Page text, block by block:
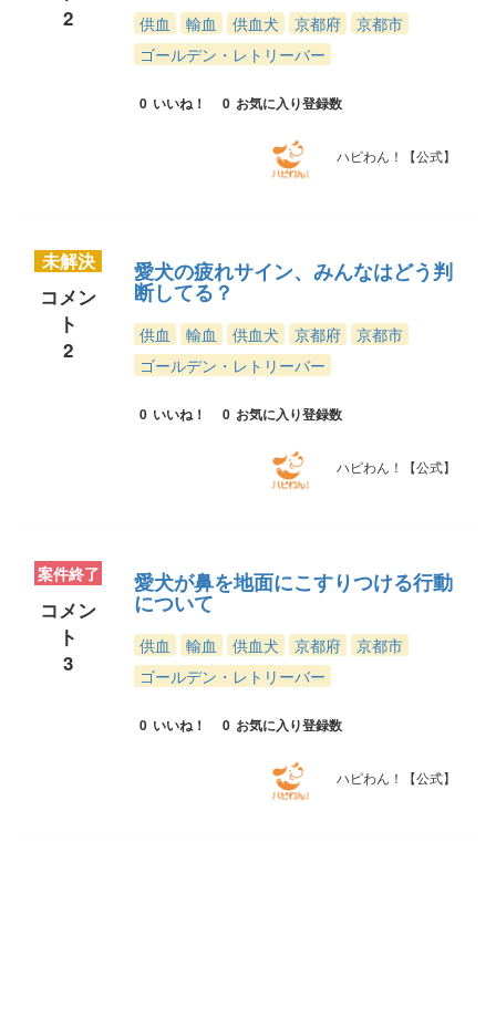
2
供血 輸血 供血犬 京都府
京都市
ゴールデン・レトリーバー
0 いいね！ 0 お気に入り登録数
ハピわん！【公式】
未解決
コメン
ト
2
愛犬の疲れサイン、みんなはどう判
断してる？
供血 輸血 供血犬 京都府
京都市
ゴールデン・レトリーバー
0 いいね！ 0 お気に入り登録数
ハピわん！【公式】
案件終了
コメン
ト
3
愛犬が鼻を地面にこすりつける行動
について
供血 輸血 供血犬 京都府
京都市
ゴールデン・レトリーバー
0 いいね！ 0 お気に入り登録数
ハピわん！【公式】